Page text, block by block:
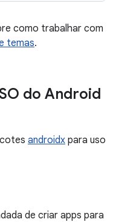
como trabalhar com
temas.
do Android
androidx para uso
de criar apps para